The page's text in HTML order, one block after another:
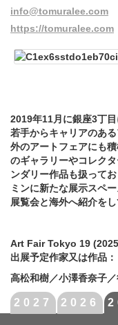
info@tomuralee.com
https://tomuralee.com
2019年11月に銀座3丁目
若手からキャリアのあ
外のアートフェアにも
のギャラリーやコレク
ンダリー作品も扱って
ミンに新たな展示スペ
展覧会と海外へ紹介をし
Art Fair Tokyo 19
出展予定作家又は作品：
高松和樹／小澤香奈子
2027 2026